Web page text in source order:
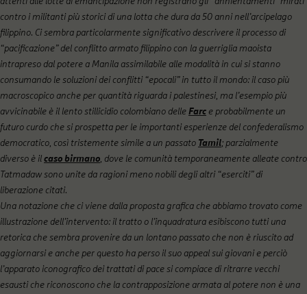
contro i militanti più storici di una lotta che dura da 50 anni nell’arcipelago
filippino. Ci sembra particolarmente significativo descrivere il processo di
“pacificazione” del conflitto armato filippino con la guerriglia maoista
intrapreso dal potere a Manila assimilabile alle modalità in cui si stanno
consumando le soluzioni dei conflitti “epocali” in tutto il mondo: il caso più
macroscopico anche per quantità riguarda i palestinesi, ma l’esempio più
avvicinabile è il lento stillicidio colombiano delle Farc e probabilmente un
futuro curdo che si prospetta per le importanti esperienze del confederalismo
democratico, così tristemente simile a un passato Tamil; parzialmente
diverso è il caso birmano , dove le comunità temporaneamente alleate contro
Tatmadaw sono unite da ragioni meno nobili degli altri “eserciti” di
liberazione citati.
Una notazione che ci viene dalla proposta grafica che abbiamo trovato come
illustrazione dell’intervento: il tratto o l’inquadratura esibiscono tutti una
retorica che sembra provenire da un lontano passato che non è riuscito ad
aggiornarsi e anche per questo ha perso il suo appeal sui giovani e perciò
l’apparato iconografico dei trattati di pace si compiace di ritrarre vecchi
esausti che riconoscono che la contrapposizione armata al potere non è una